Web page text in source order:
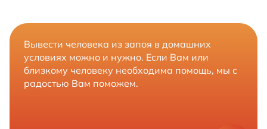
Вывести человека из запоя в домашних
условиях можно и нужно. Если Вам или
близкому человеку необходима помощь, мы с
радостью Вам поможем.